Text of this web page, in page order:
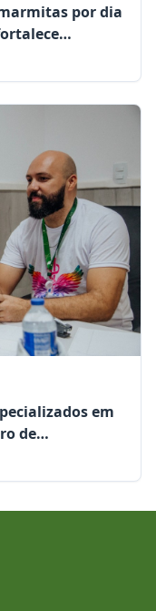
por dia
de
em
de
regional